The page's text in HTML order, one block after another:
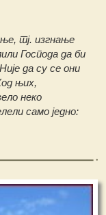
тј. изгнање
Господа да би
да су се они
њих,
неко
само једно: